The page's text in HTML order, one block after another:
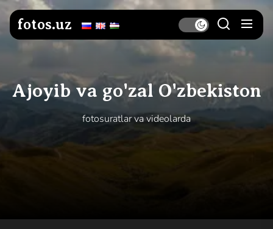
Skip
to
the
content
Ajoyib va go'zal O'zbekiston
fotosuratlar va videolarda
fotos.uz